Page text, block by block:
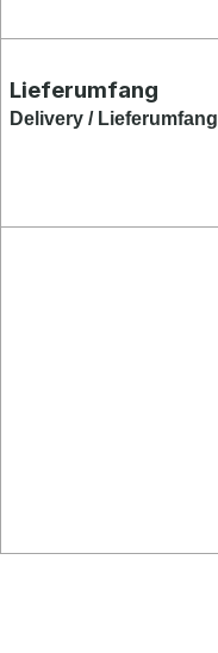
Lieferumfang
Delivery / Lieferumfang